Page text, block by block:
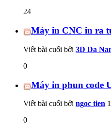
24
Máy in CNC in ra
Viết bài cuối bởi 3D Da
0
Máy in phun code
Viết bài cuối bởi ngoc tien
0